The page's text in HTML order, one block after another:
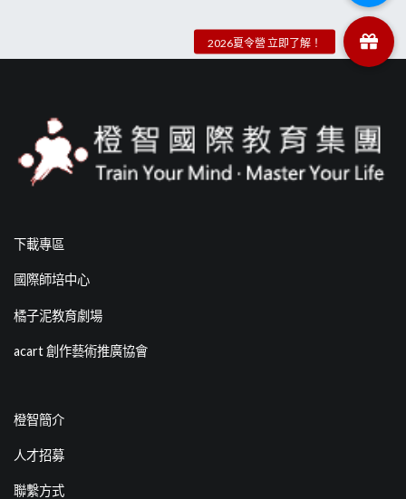
下載專區
國際師培中心
橘子泥教育劇場
acart 創作藝術推廣協會
橙智簡介
人才招募
聯繫方式